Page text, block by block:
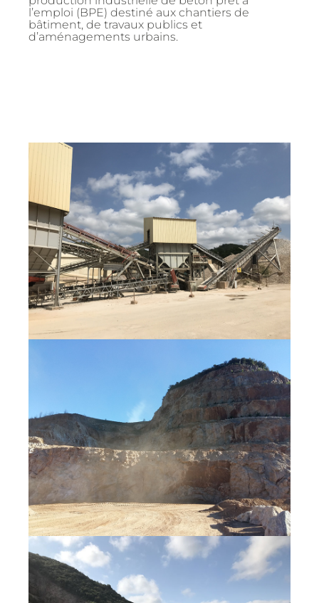
l’emploi (BPE) destiné aux chantiers de
bâtiment, de travaux publics et
d’aménagements urbains.